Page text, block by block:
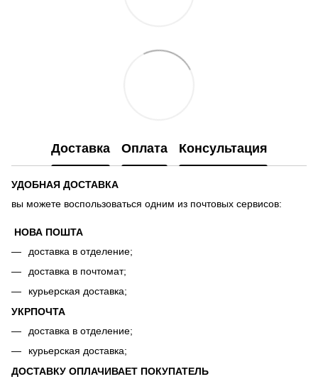
Доставка Оплата Консультация
УДОБНАЯ ДОСТАВКА
вы можете воспользоваться одним из почтовых сервисов:
НОВА ПОШТА
доставка в отделение;
доставка в почтомат;
курьерская доставка;
УКРПОЧТА
доставка в отделение;
курьерская доставка;
ДОСТАВКУ ОПЛАЧИВАЕТ ПОКУПАТЕЛЬ